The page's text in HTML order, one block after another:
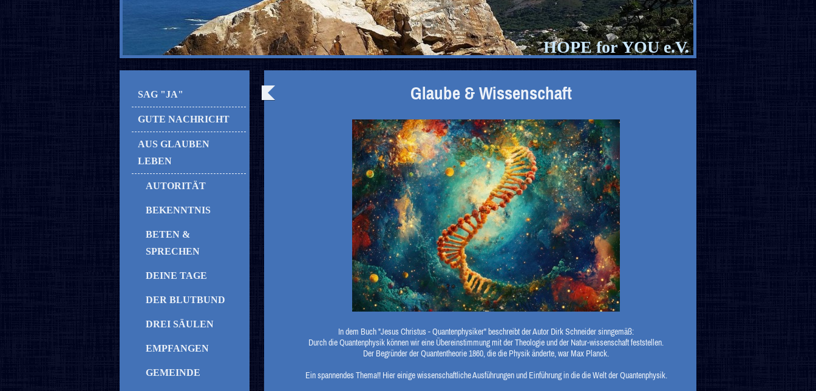
HOPE for YOU e.V.
Glaube & Wissenschaft
In dem Buch "Jesus Christus - Quantenphysiker" beschreibt der Autor Dirk Schneider sinngemäß:
Durch die Quantenphysik können wir eine Übereinstimmung mit der Theologie und der Natur-wissenschaft feststellen.
Der Begründer der Quantentheorie 1860, die die Physik änderte, war Max Planck.
Ein spannendes Thema!! Hier einige wissenschaftliche Ausführungen und Einführung in die die Welt der Quantenphysik.
SAG "JA"
GUTE NACHRICHT
AUS GLAUBEN
LEBEN
AUTORITÄT
BEKENNTNIS
BETEN &
SPRECHEN
DEINE TAGE
DER BLUTBUND
DREI SÄULEN
EMPFANGEN
GEMEINDE